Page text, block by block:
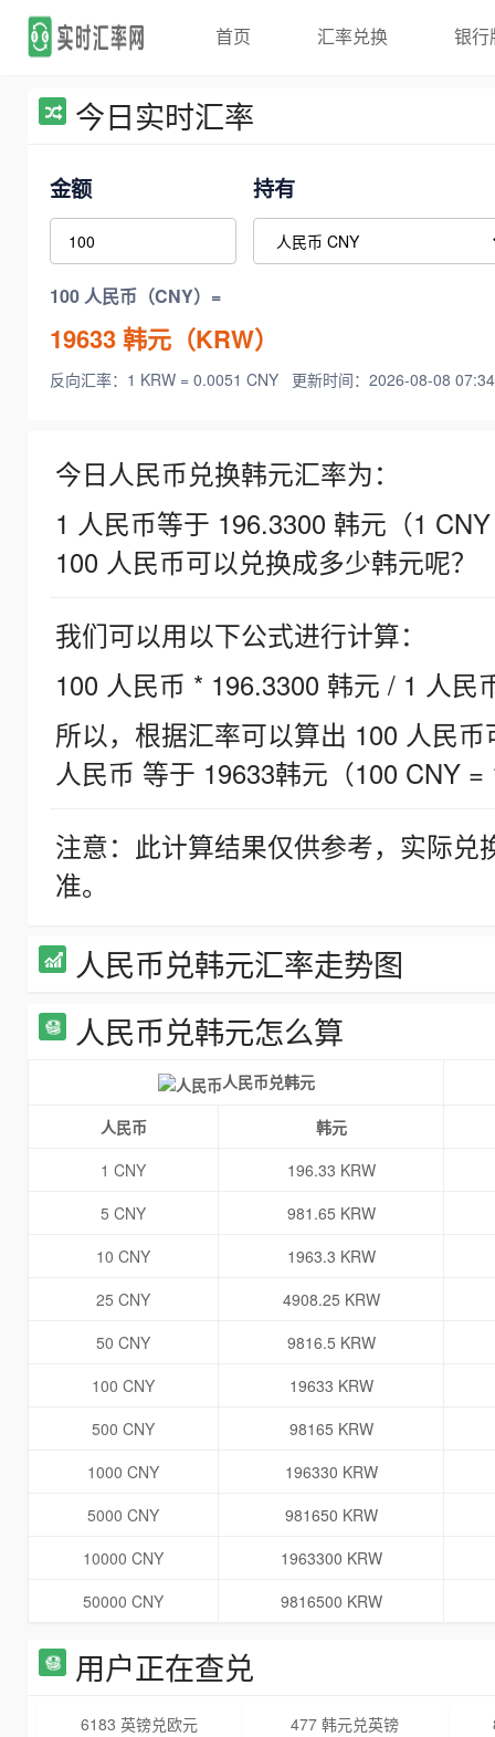
首页 汇率兑换 银行
今日实时汇率
金额 持有
100 人民币（CNY）=
19633韩元（KRW）
反向汇率：1 KRW = 0.0051 CNY 更新时间：2026-08-08
今日人民币兑换韩元汇率为：
1 人民币等于 196.3300 韩元（1
100 人民币可以兑换成多少韩元呢？
我们可以用以下公式进行计算：
100 人民币 * 196.3300 韩元 / 1 人民
所以，根据汇率可以算出 100 人民
人民币 等于 19633韩元（100 CNY =
注意：此计算结果仅供参考，实际
准。
人民币兑韩元汇率走势图
人民币兑韩元怎么算
人民币兑韩元
人民币
韩元
1 CNY
196.33 KRW
5 CNY
981.65 KRW
10 CNY
1963.3 KRW
25 CNY
4908.25 KRW
50 CNY
9816.5 KRW
100 CNY
19633 KRW
500 CNY
98165 KRW
1000 CNY
196330 KRW
5000 CNY
981650 KRW
10000 CNY
1963300 KRW
50000 CNY
9816500 KRW
用户正在查兑
6183 英镑兑欧元 477 韩元兑英镑